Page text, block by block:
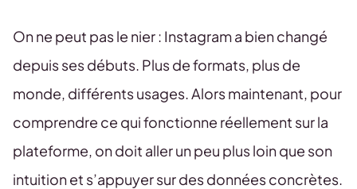
On ne peut pas le nier : Instagram a bien changé
depuis ses débuts. Plus de formats, plus de
monde, différents usages. Alors maintenant, pour
comprendre ce qui fonctionne réellement sur la
plateforme, on doit aller un peu plus loin que son
intuition et s’appuyer sur des données concrètes.